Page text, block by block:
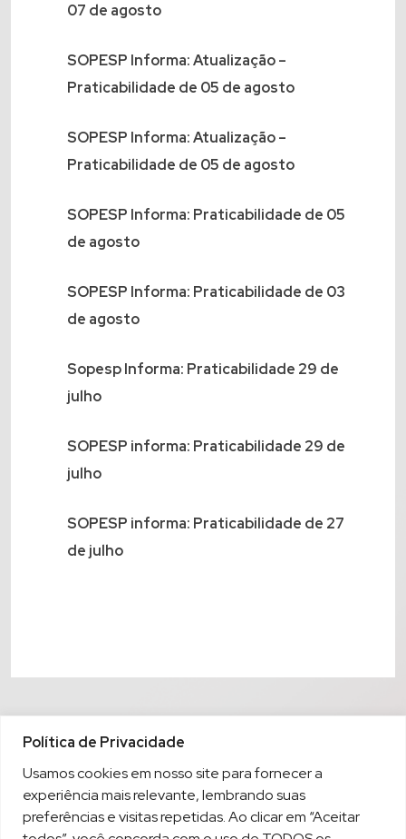
Política de Privacidade
Usamos cookies em nosso site para fornecer a
experiência mais relevante, lembrando suas
preferências e visitas repetidas. Ao clicar em “Aceitar
07 de agosto
SOPESP Informa: Atualização –
Praticabilidade de 05 de agosto
SOPESP Informa: Atualização –
Praticabilidade de 05 de agosto
SOPESP Informa: Praticabilidade de 05
de agosto
SOPESP Informa: Praticabilidade de 03
de agosto
Sopesp Informa: Praticabilidade 29 de
julho
SOPESP informa: Praticabilidade 29 de
julho
SOPESP informa: Praticabilidade de 27
de julho